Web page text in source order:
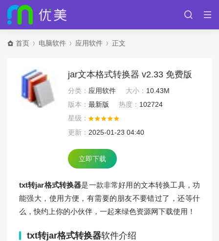
首页 电脑软件 应用软件 正文
jar文本格式转换器 v2.33 免费版
分类： 应用软件 大小： 10.43M
版本： 最新版 热度： 102724
星级：
更新： 2025-01-23 04:40
立即下载
txt转jar格式转换器是一款非常好用的文本转换工具，功
能强大，使用方便，有需要的朋友不要错过了，还等什
么，快约上你的小伙伴，一起来绿色资源网下载使用！
txt转jar格式转换器软件介绍